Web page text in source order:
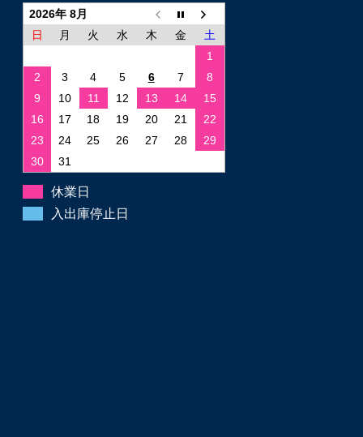
2026年 8月
日
月 火 水 木 金
土
1
2
3 4 5 6 7
8
9
10 11 12 13 14
15
16
17 18 19 20 21
22
23
24 25 26 27 28
29
30
31
休業日
入出庫停止日